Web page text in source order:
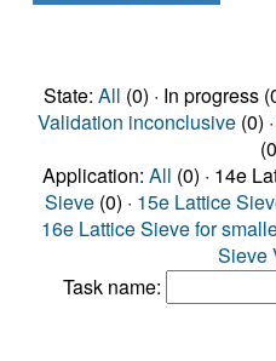
State: All (0) · In progress
Validation inconclusive(0) ·
Application: All (0) · 14e
Sieve (0) · 15e Lattice
16e Lattice Sieve for
Sieve
Task name: